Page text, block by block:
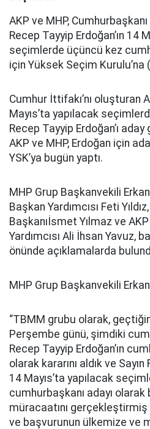
AKP ve MHP,
Recep Tayyip Erdoğan’ın 14
seçimlerde üçüncü kez
için Yüksek Seçim Kurulu’na
Cumhur İttifakı’nı oluşturan
Mayıs’ta yapılacak
Recep Tayyip Erdoğan’ı
AKP ve MHP, Erdoğan için
YSK’ya bugün yaptı.
MHP Grup Başkanvekili
Başkan Yardımcısı Feti
Başkanıİsmet Yılmaz ve
Yardımcısı Ali İhsan Yavuz,
önünde açıklamalarda
MHP Grup Başkanvekili
“TBMM grubu olarak,
Perşembe günü, şimdiki
Recep Tayyip Erdoğan’ın
olarak kararını aldık ve Sayın
14 Mayıs’ta yapılacak
cumhurbaşkanı adayı olarak
müracaatını gerçekleştirmiş
ve başvurunun ülkemize ve